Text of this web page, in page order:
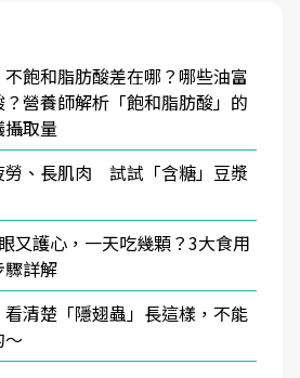
飽和脂肪酸差在哪？哪些油富
營養師解析「飽和脂肪酸」的
取量
勞、長肌肉 試試「含糖」豆漿
又護心，一天吃幾顆？3大食用
驟詳解
清楚「隱翅蟲」長這樣，不能
～